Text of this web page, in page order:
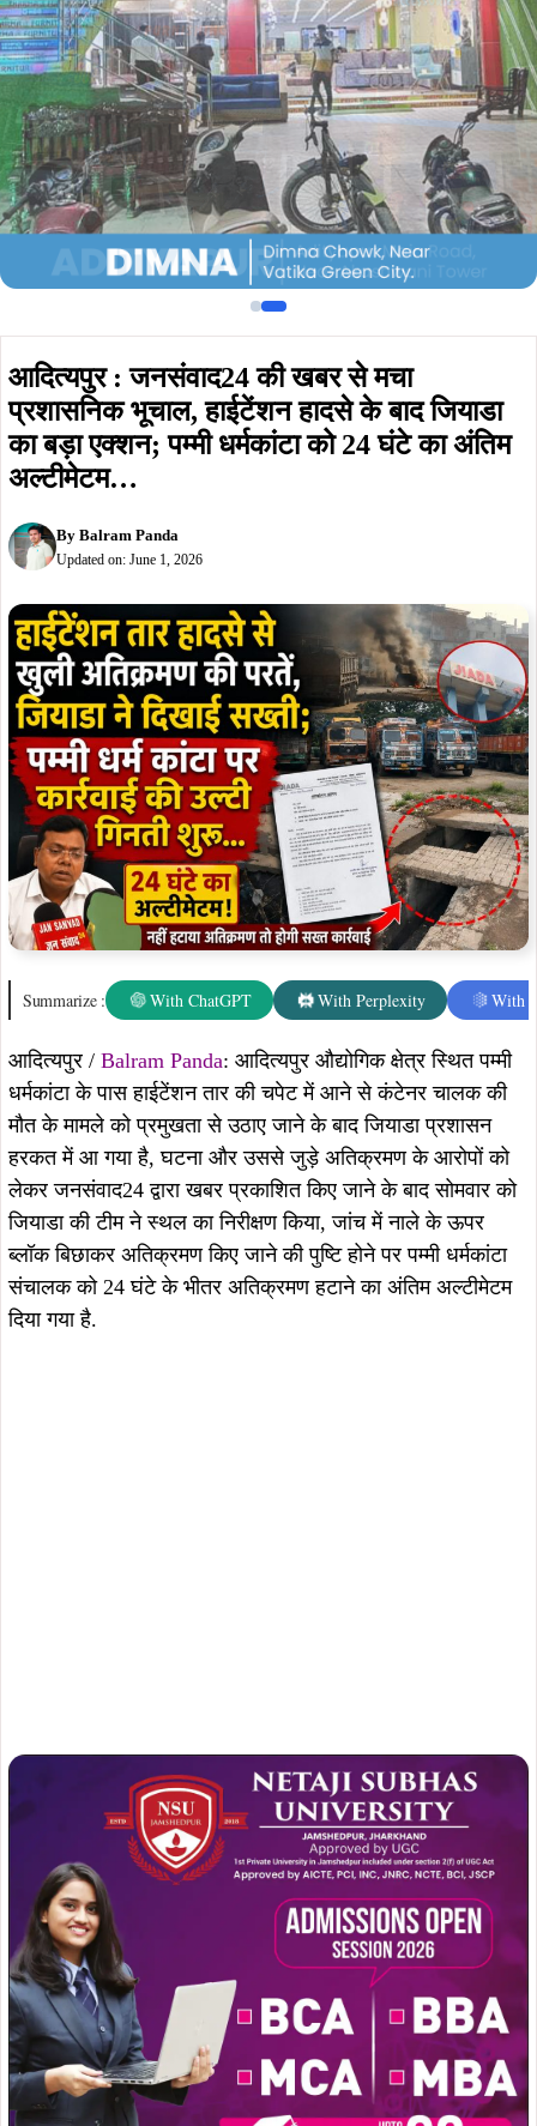
आदित्यपुर : जनसंवाद24 की खबर से मचा
प्रशासनिक भूचाल, हाईटेंशन हादसे के बाद जियाडा
का बड़ा एक्शन; पम्मी धर्मकांटा को 24 घंटे का अंतिम
अल्टीमेटम…
By Balram Panda
Updated on: June 1, 2026
Summarize : With ChatGPT With Perplexity With
आदित्यपुर / Balram Panda: आदित्यपुर औद्योगिक क्षेत्र स्थित पम्मी
धर्मकांटा के पास हाईटेंशन तार की चपेट में आने से कंटेनर चालक की
मौत के मामले को प्रमुखता से उठाए जाने के बाद जियाडा प्रशासन
हरकत में आ गया है, घटना और उससे जुड़े अतिक्रमण के आरोपों को
लेकर जनसंवाद24 द्वारा खबर प्रकाशित किए जाने के बाद सोमवार को
जियाडा की टीम ने स्थल का निरीक्षण किया, जांच में नाले के ऊपर
ब्लॉक बिछाकर अतिक्रमण किए जाने की पुष्टि होने पर पम्मी धर्मकांटा
संचालक को 24 घंटे के भीतर अतिक्रमण हटाने का अंतिम अल्टीमेटम
दिया गया है.